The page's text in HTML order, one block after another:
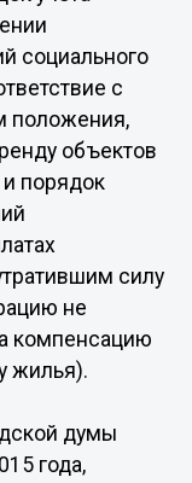
социального
с
положения,
объектов
порядок
силу
не
компенсацию
жилья).
думы
года,